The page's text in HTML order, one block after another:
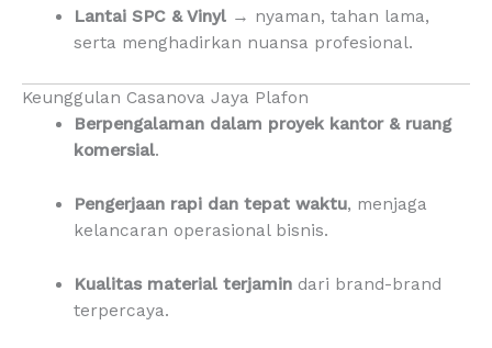
Lantai SPC & Vinyl→ nyaman, tahan lama,
serta menghadirkan nuansa profesional.
Keunggulan Casanova Jaya Plafon
Berpengalaman dalam proyek kantor & ruang
komersial.
Pengerjaan rapi dan tepat waktu, menjaga
kelancaran operasional bisnis.
Kualitas material terjamindari brand-brand
terpercaya.